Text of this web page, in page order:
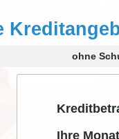
ohne
Ihre